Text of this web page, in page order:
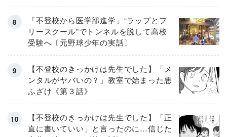
「不登校から医学部進学」“ラップとフ
リースクール”でトンネルを脱して高校
受験へ〔元野球少年の実話〕
【不登校のきっかけは先生でした】「メ
ンタルがヤバいの？」教室で始まった悪
ふざけ《第３話》
【不登校のきっかけは先生でした】「正
直に書いていい」と言ったのに…信じた